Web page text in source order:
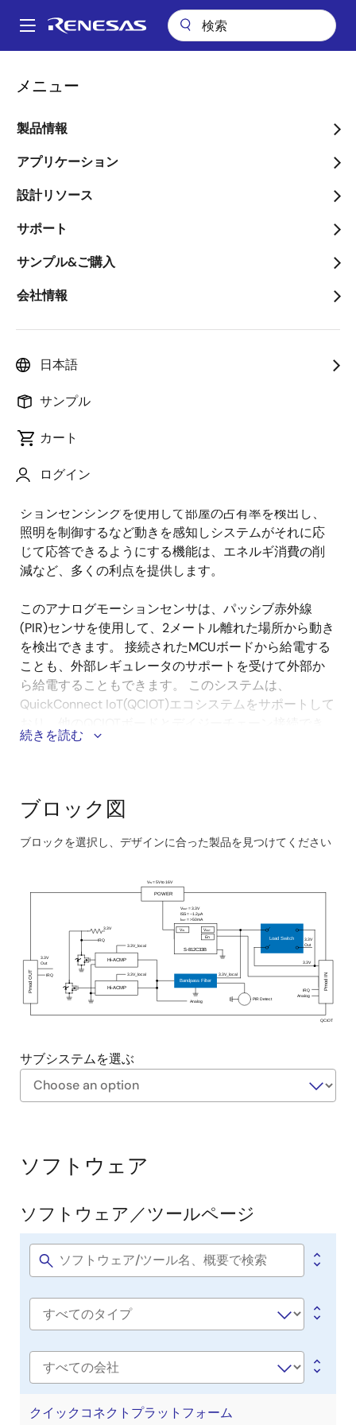
ン
Main
メニュー
製品情報
アプリケーション
設計リソース
サポート
サンプル&ご購入
会社情報
日本語
サンプル
カート
ログイン
パ
ン
く
ず
モーションセンサモジュール
モーションセンサモジュー
ル
ページセクションへ移動：
概要
要
説
ーション、セキュリティ、人工知能(AI)など、さまざま
ションセンシングを使用して部屋の占有率を検出し、
照明を制御するなど動きを感知しシステムがそれに応
じて応答できるようにする機能は、エネルギ消費の削
減など、多くの利点を提供します。
このアナログモーションセンサは、パッシブ赤外線
(PIR)センサを使用して、2メートル離れた場所から動き
を検出できます。 接続されたMCUボードから給電する
ことも、外部レギュレータのサポートを受けて外部か
ら給電することもできます。 このシステムは、
QuickConnect IoT(QCIOT)エコシステムをサポートして
ます。
6μAの超低電源電流により、動作時間の延長とエネ
ルギ効率の向上が促進されます。
プリケーションに適しています。
常時稼働の自律動作により、システムのニーズに迅
速に対応することができます。
続きを読む
ブロック図
ブロックを選択し、デザインに合った製品を見つけてください
block
3.3V_local
3.3V_local
QCIOT
VIN = 5V to 16V
3.3V
Out
Hi-ACMP
Hi-ACMP
3.3V_local
IRQ
Analog
3.3V
3.3V
Out
PIR Detect
Load Switch
Analog
S-812C33B
VIN VOUT
En
VOUT = 3.3V
ISS = ~1.2µA
IOUT = >50mA
IRQ
IRQ
3.3V
Pmod OUT Pmod IN
Bandpass Filter
POWER
サブシステムを選ぶ
Diagram
ソフトウェア
ソフトウェア／ツールページ
Software
Software
名
クイックコネクトプラットフォーム